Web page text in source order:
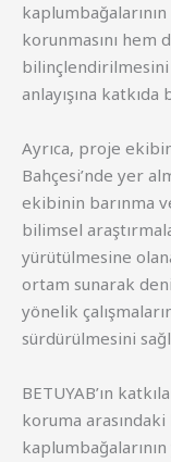
korunmasını hem
anlayışına katkıda
Ayrıca, proje
Bahçesi’nde yer
ekibinin barınma
bilimsel
yürütülmesine
ortam sunarak
yönelik
sürdürülmesini
BETUYAB’ın
koruma